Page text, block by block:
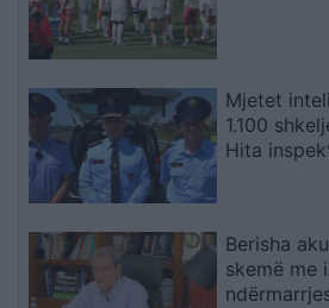
Mjetet
1.100
Hita
Berisha
skemë me